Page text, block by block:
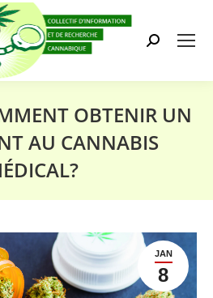
Search:
OBTENIR UN
AU CANNABIS
JAN
8